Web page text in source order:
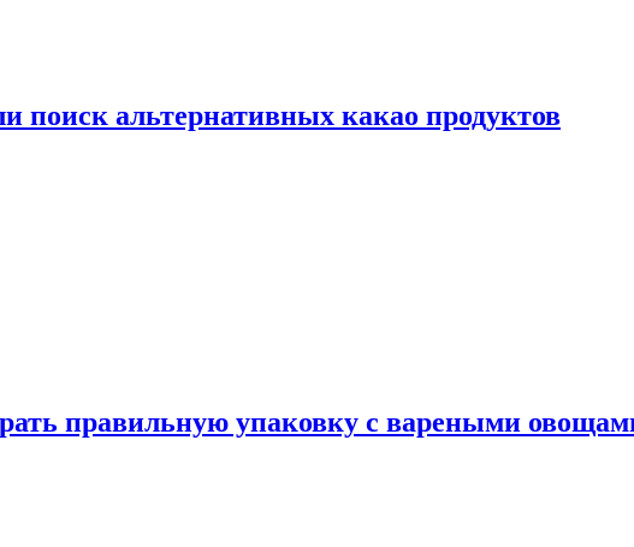
поиск альтернативных какао продуктов
правильную упаковку с вареными